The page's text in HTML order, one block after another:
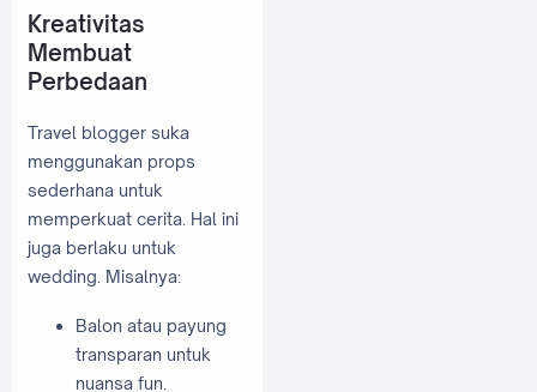
Kreativitas
Membuat
Perbedaan
Travel blogger suka
menggunakan props
sederhana untuk
memperkuat cerita. Hal ini
juga berlaku untuk
wedding. Misalnya:
Balon atau payung
transparan untuk
nuansa fun.